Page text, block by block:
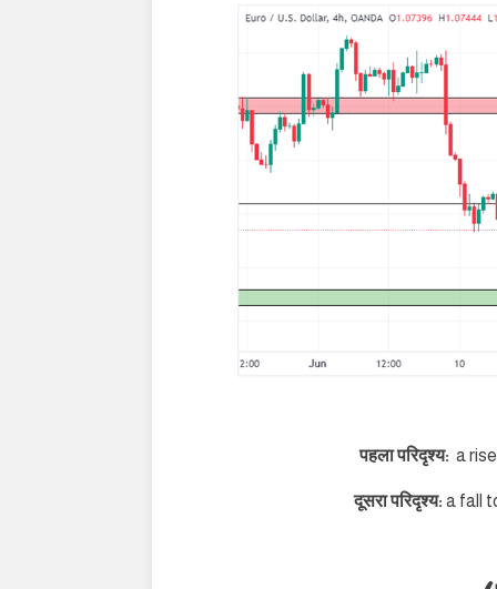
पहला परिदृश्य: a
दूसरा परिदृश्य: a fall